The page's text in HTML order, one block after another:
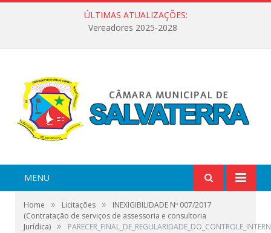
ÚLTIMAS ATUALIZAÇÕES:
Vereadores 2025-2028
MENU
Home » Licitações »
INEXIGIBILIDADE Nº 007/2017
(Contratação de serviços de assessoria e consultoria
Jurídica) »